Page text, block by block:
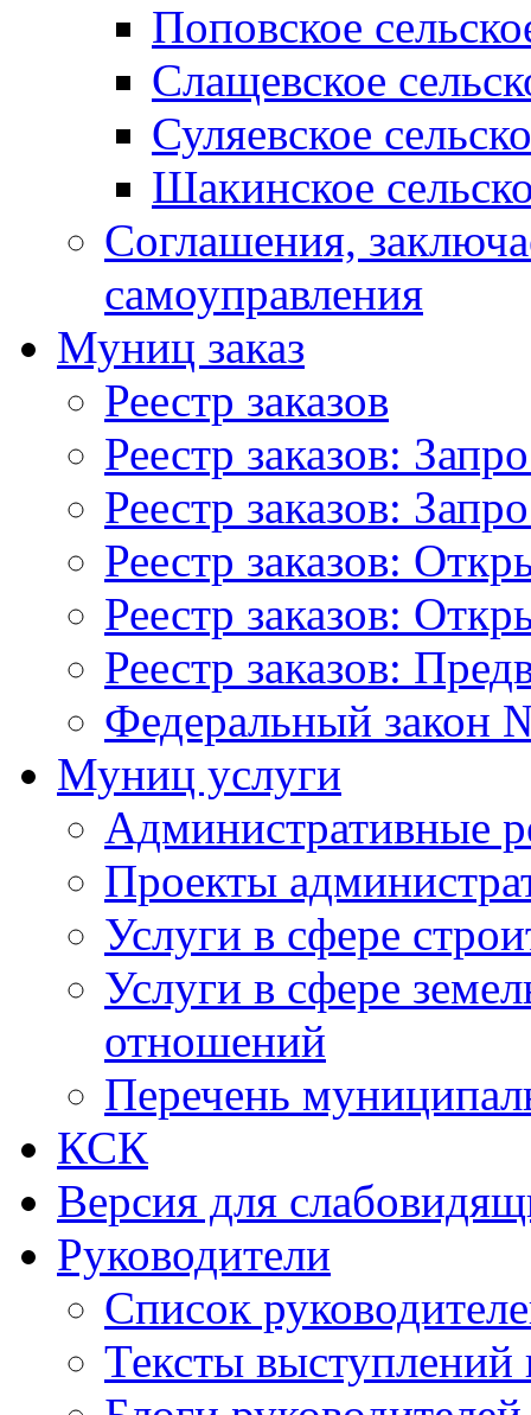
Поповское
Слащевское
Суляевское
Шакинское
Соглашения,
самоуправления
Муниц заказ
Реестр заказов
Реестр заказов:
Реестр заказов:
Реестр заказов:
Реестр заказов:
Реестр заказов:
Федеральный закон
Муниц услуги
Административные
Проекты
Услуги в сфере
Услуги в сфере
отношений
Перечень
КСК
Версия для
Руководители
Список
Тексты выступлений